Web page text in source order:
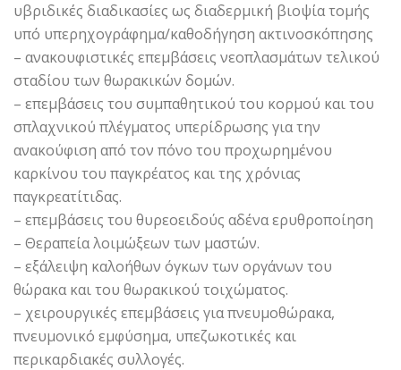
υβριδικές διαδικασίες ως διαδερμική βιοψία τομής
υπό υπερηχογράφημα/καθοδήγηση ακτινοσκόπησης
– ανακουφιστικές επεμβάσεις νεοπλασμάτων τελικού
σταδίου των θωρακικών δομών.
– επεμβάσεις του συμπαθητικού του κορμού και του
σπλαχνικού πλέγματος υπερίδρωσης για την
ανακούφιση από τον πόνο του προχωρημένου
καρκίνου του παγκρέατος και της χρόνιας
παγκρεατίτιδας.
– επεμβάσεις του θυρεοειδούς αδένα ερυθροποίηση
– Θεραπεία λοιμώξεων των μαστών.
– εξάλειψη καλοήθων όγκων των οργάνων του
θώρακα και του θωρακικού τοιχώματος.
– χειρουργικές επεμβάσεις για πνευμοθώρακα,
πνευμονικό εμφύσημα, υπεζωκοτικές και
περικαρδιακές συλλογές.